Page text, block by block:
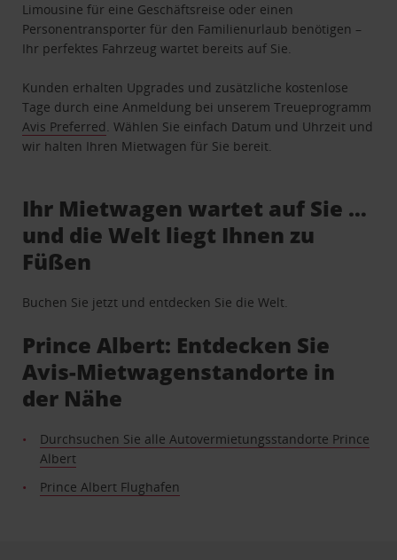
Limousine für eine Geschäftsreise oder einen
Personentransporter für den Familienurlaub benötigen –
Ihr perfektes Fahrzeug wartet bereits auf Sie.
Kunden erhalten Upgrades und zusätzliche kostenlose
Tage durch eine Anmeldung bei unserem Treueprogramm
Avis Preferred . Wählen Sie einfach Datum und Uhrzeit und
wir halten Ihren Mietwagen für Sie bereit.
Ihr Mietwagen wartet auf Sie …
und die Welt liegt Ihnen zu
Füßen
Buchen Sie jetzt und entdecken Sie die Welt.
Prince Albert: Entdecken Sie
Avis-Mietwagenstandorte in
der Nähe
Durchsuchen Sie alle Autovermietungsstandorte Prince
Albert
Prince Albert Flughafen